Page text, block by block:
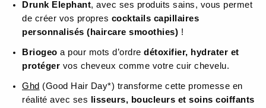
Drunk Elephant, avec ses produits sains, vous permet
de créer vos propres cocktails capillaires
personnalisés (haircare smoothies) !
Briogeo a pour mots d’ordre détoxifier, hydrater et
protéger vos cheveux comme votre cuir chevelu.
Ghd (Good Hair Day*) transforme cette promesse en
réalité avec ses
lisseurs, boucleurs et soins coiffants